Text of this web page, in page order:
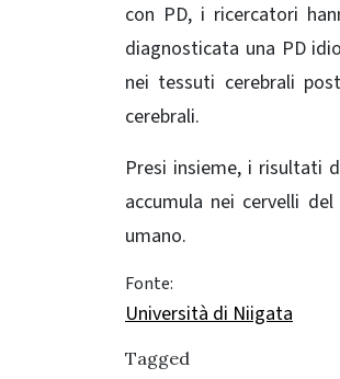
con PD, i ricercatori
diagnosticata una PD
nei tessuti cerebrali
cerebrali.
Presi insieme, i risultati
accumula nei cervelli
umano.
Fonte:
Università di Niigata
Tagged